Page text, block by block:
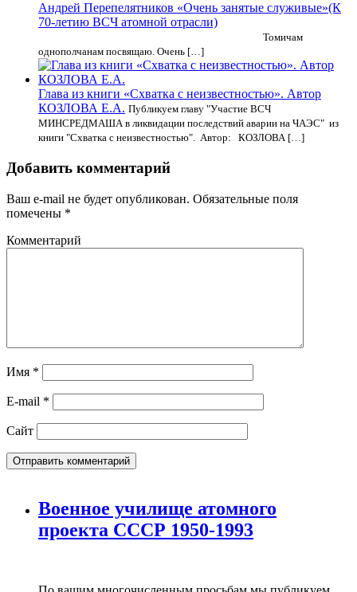
Андрей Перепелятников «Очень занятые служивые»(К
70-летию ВСЧ атомной отрасли)
Томичам
однополчанам посвящаю. Очень […]
Глава из книги «Схватка с неизвестностью». Автор
КОЗЛОВА Е.А. Публикуем главу "Участие ВСЧ
МИНСРЕДМАША в ликвидации последствий аварии на ЧАЭС" из
книги "Схватка с неизвестностью". Автор: КОЗЛОВА […]
Добавить комментарий
Ваш e-mail не будет опубликован. Обязательные поля
помечены *
Комментарий
Имя *
E-mail *
Сайт
Военное училище атомного
проекта СССР 1950-1993